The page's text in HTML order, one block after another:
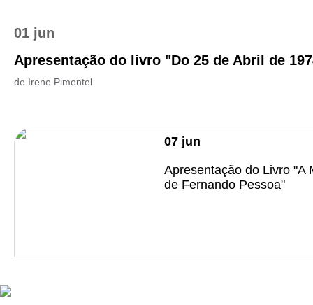
01 jun
Apresentação do livro "Do 25 de Abril de
de Irene Pimentel
07 jun
Apresentação do Livro "A
de Fernando Pessoa"